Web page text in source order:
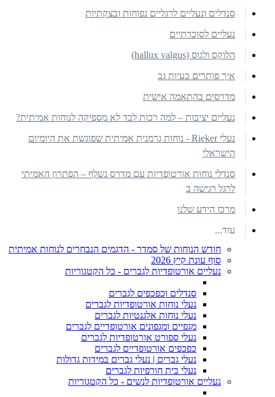
סנדלים ונעליים לרגליים נפוחות ובצקתיות
נעליים לסוכרתיים
הלוקס ולגוס (hallux valgus)
איך פותרים בעיות גב
מדרסים בהתאמה אישית
נעליים יציבות – למה רכות לבד לא מספיקה לנוחות אמיתית?
נעלי Rieker - נוחות גרמנית אמיתית שפוגשת את היומיום
הישראלי
סנדלי נוחות אורטופדיות עם מדרס נשלף – הפתרון האמיתי
לרגל רגישה ב
מרכז הידע שלנו
עוד...
חודש הנוחות של סמדר - הדגמים הנבחרים לנוחות אמיתית
סוף עונת קיץ 2026
נעליים אורטופדיות לגברים - כל הקטגוריות
סנדלים וכפכפים לגברים
נעלי נוחות אורטופדיות לגברים
נעלי נוחות אלגנטיות לגברים
מגפיים ומגפונים אורטופדיים לגברים
נעלי ספורט אורטופדיות לגברים
כפכפים אורטופדיים לגברים
נעלי גברים | נעלי גברים במידות גדולות
נעלי בית חורפיות לגברים
נעליים אורטופדיות לנשים - כל הקטגוריות